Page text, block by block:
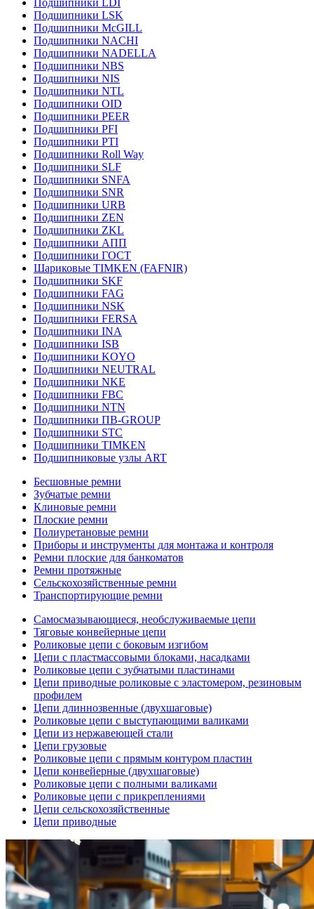
Подшипники LDI
Подшипники LSK
Подшипники McGILL
Подшипники NACHI
Подшипники NADELLA
Подшипники NBS
Подшипники NIS
Подшипники NTL
Подшипники OID
Подшипники PEER
Подшипники PFI
Подшипники PTI
Подшипники Roll Way
Подшипники SLF
Подшипники SNFA
Подшипники SNR
Подшипники URB
Подшипники ZEN
Подшипники ZKL
Подшипники АПП
Подшипники ГОСТ
Шариковые ТІMKEN (FAFNIR)
Подшипники SKF
Подшипники FAG
Подшипники NSK
Подшипники FERSA
Подшипники INA
Подшипники ISB
Подшипники KOYO
Подшипники NEUTRAL
Подшипники NKE
Подшипники FBC
Подшипники NTN
Подшипники ПВ-GROUP
Подшипники STC
Подшипники TIMKEN
Подшипниковые узлы ART
Бесшовные ремни
Зубчатые ремни
Клиновые ремни
Плоские ремни
Полиуретановые ремни
Приборы и инструменты для монтажа и контроля
Ремни плоские для банкоматов
Ремни протяжные
Сельскохозяйственные ремни
Транспортирующие ремни
Самосмазывающиеся, необслуживаемые цепи
Тяговые конвейерные цепи
Роликовые цепи с боковым изгибом
Цепи с пластмассовыми блоками, насадками
Роликовые цепи с зубчатыми пластинами
Цепи приводные роликовые с эластомером, резиновым
профилем
Цепи длиннозвенные (двухшаговые)
Роликовые цепи с выступающими валиками
Цепи из нержавеющей стали
Цепи грузовые
Роликовые цепи с прямым контуром пластин
Цепи конвейерные (двухшаговые)
Роликовые цепи с полными валиками
Роликовые цепи с прикреплениями
Цепи сельскохозяйственные
Цепи приводные